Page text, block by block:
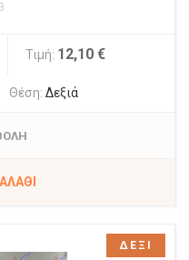
Τιμή: 12,10 €
Θέση: Δεξιά
ΔΕΞΙ